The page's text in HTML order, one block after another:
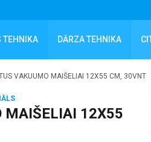
TEHNIKA DĀRZA TEHNIKA
VAKUUMO MAIŠELIAI 12X55 CM, 30VNT
MAIŠELIAI 12X55